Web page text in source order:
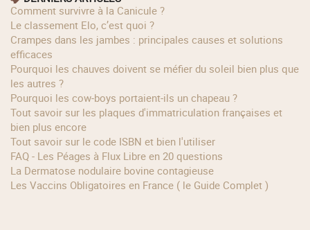
Comment survivre à la Canicule ?
Le classement Elo, c’est quoi ?
Crampes dans les jambes : principales causes et solutions
efficaces
Pourquoi les chauves doivent se méfier du soleil bien plus que
les autres ?
Pourquoi les cow‑boys portaient‑ils un chapeau ?
Tout savoir sur les plaques d'immatriculation françaises et
bien plus encore
Tout savoir sur le code ISBN et bien l'utiliser
FAQ - Les Péages à Flux Libre en 20 questions
La Dermatose nodulaire bovine contagieuse
Les Vaccins Obligatoires en France ( le Guide Complet )